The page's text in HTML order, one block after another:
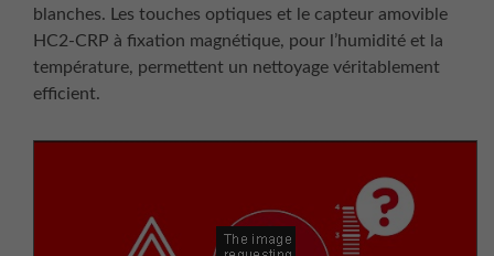
blanches. Les touches optiques et le capteur amovible
HC2-CRP à fixation magnétique, pour l’humidité et la
température, permettent un nettoyage véritablement
efficient.